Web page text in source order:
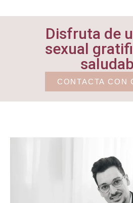
Disfruta de
sexual
CONTACTA CON